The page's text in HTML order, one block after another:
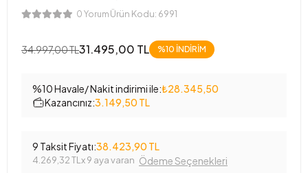
0 Yorum Ürün Kodu: 6991
34.997,00 TL31.495,00 TL %10 İNDİRİM
%10 Havale/ Nakit indirimi ile:₺28.345,50
Kazancınız:3.149,50 TL
9 Taksit Fiyatı:38.423,90 TL
4.269,32 TL x 9 aya varan Ödeme Seçenekleri